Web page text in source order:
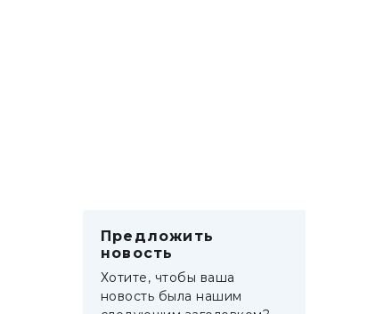
Предложить
новость
Хотите, чтобы ваша
новость была нашим